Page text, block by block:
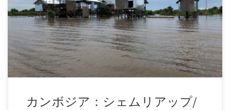
カンボジアのシェムリアップと言えば、アンコールワットが
あるところで有名だ。 福岡から上海経由でシェム […]
カンボジア：シェムリアップ/